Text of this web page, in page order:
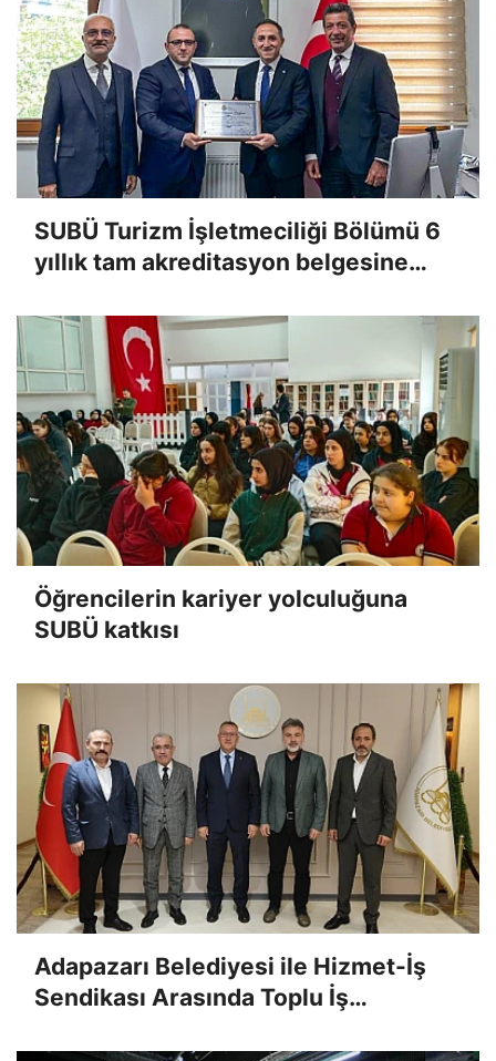
SUBÜ Turizm İşletmeciliği Bölümü 6
yıllık tam akreditasyon belgesine
Öğrencilerin kariyer yolculuğuna
SUBÜ katkısı
Adapazarı Belediyesi ile Hizmet-İş
Sendikası Arasında Toplu İş